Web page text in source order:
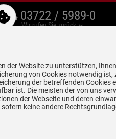
03722 / 5989-0
Wir rufen Sie zurück
auf
Produkte
Mera 100 Lava Keramikspüle
der Website zu unterstützen,
von Cookies notwendig
der betreffenden
ist. Die meisten der von uns
der Webseite und deren
keine andere